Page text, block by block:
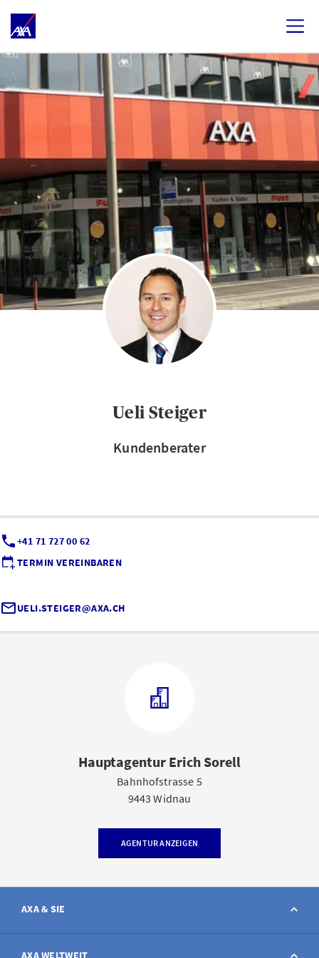
Ueli Steiger
Kundenberater
+41 71 727 00 62
TERMIN VEREINBAREN
UELI.STEIGER@AXA.CH
Hauptagentur Erich Sorell
Bahnhofstrasse 5
9443 Widnau
AGENTUR ANZEIGEN
AXA & SIE
Kontakt
AXA WELTWEIT